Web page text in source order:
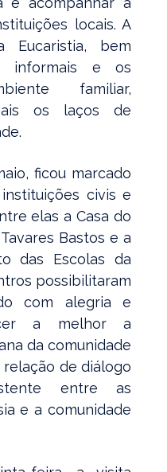
locais. A
Eucaristia, bem
informais e os
familiar,
os laços de
ficou marcado
civis e
elas a Casa do
Bastos e a
das Escolas da
possibilitaram
com alegria e
a melhor a
da comunidade
de diálogo
entre as
e a comunidade